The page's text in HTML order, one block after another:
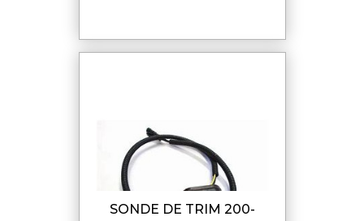
SONDE DE TRIM 200-